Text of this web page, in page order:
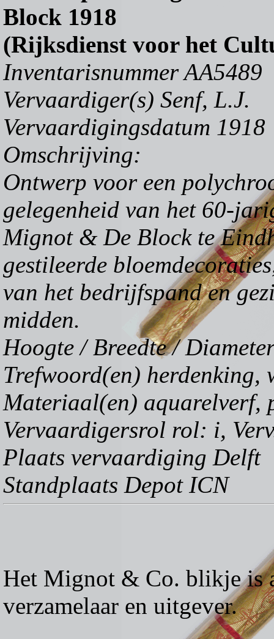
Block 1918
(Rijksdienst voor het
Inventarisnummer AA5489
Vervaardiger(s) Senf, L.J.
Vervaardigingsdatum 1918
Omschrijving:
Ontwerp voor een
gelegenheid van het 60-
Mignot & De Block te
gestileerde
van het bedrijfspand en
midden.
Hoogte / Breedte /
Trefwoord(en) herdenking,
Materiaal(en) aquarelverf,
Vervaardigersrol rol: i,
Plaats vervaardiging Delft
Standplaats Depot ICN
Het Mignot & Co. blikje is
verzamelaar en uitgever.